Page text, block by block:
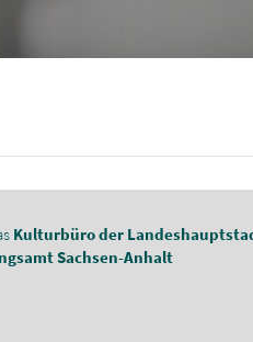
Kulturbüro der
Sachsen-Anhalt